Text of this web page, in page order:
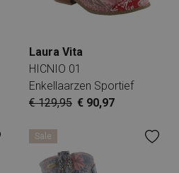
Laura Vita
HICNIO 01
Enkellaarzen Sportief
€ 129,95 € 90,97
Sale